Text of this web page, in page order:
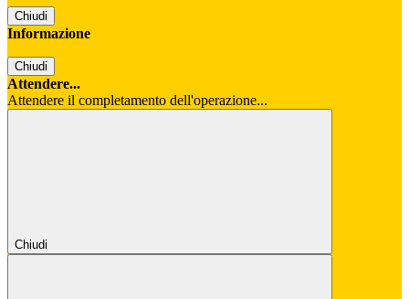
Chiudi
Informazione
Chiudi
Attendere...
Attendere il completamento dell'operazione...
Chiudi